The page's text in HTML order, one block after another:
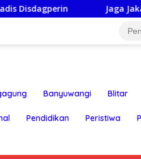
Jaga Jakarta On The Spot:
Banyuwangi Blitar
Pendidikan Peristiwa